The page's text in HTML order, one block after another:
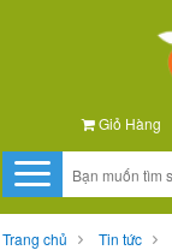
Giỏ Hàng
Trang chủ Tin tức